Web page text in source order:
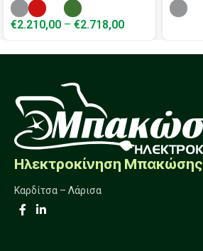
€2.210,00 – €2.718,00
Ηλεκτροκίνηση Μπακώσης
Καρδίτσα – Λάρισα